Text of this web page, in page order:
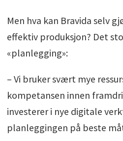
Men hva kan Bravida selv
effektiv produksjon? Det
«planlegging»:
– Vi bruker svært mye
kompetansen innen
investerer i nye digitale
planleggingen på beste